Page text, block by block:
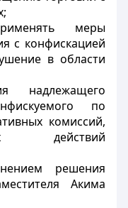
меры
с конфискацией
в области
надлежащего
по
комиссий,
действий
решения
Акима